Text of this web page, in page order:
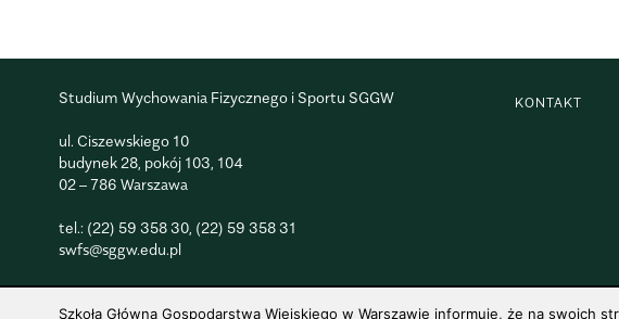
Studium Wychowania Fizycznego i Sportu SGGW
ul. Ciszewskiego 10
budynek 28, pokój 103, 104
02 – 786 Warszawa
tel.: (22) 59 358 30, (22) 59 358 31
swfs@sggw.edu.pl
KONTAKT
Szkoła Główna Gospodarstwa Wiejskiego w Warszawie informuje, że na